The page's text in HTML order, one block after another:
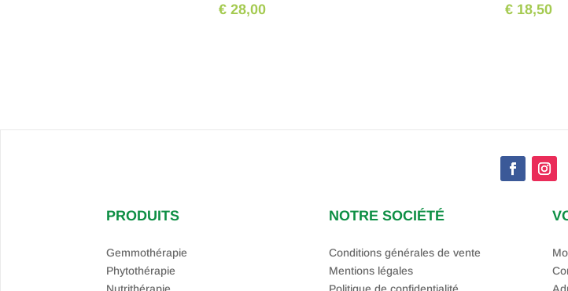
€ 28,00 € 18,50
PRODUITS
Gemmothérapie
Phytothérapie
NOTRE SOCIÉTÉ
Conditions générales de vente
Mentions légales